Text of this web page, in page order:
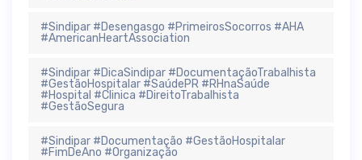
#Sindipar #Desengasgo #PrimeirosSocorros #AHA
#AmericanHeartAssociation
#Sindipar #DicaSindipar #DocumentaçãoTrabalhista
#GestãoHospitalar #SaúdePR #RHnaSaúde
#Hospital #Clinica #DireitoTrabalhista
#GestãoSegura
#Sindipar #Documentação #GestãoHospitalar
#FimDeAno #Organização